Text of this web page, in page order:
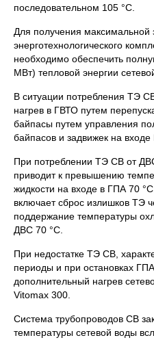
последовательном 105 °С.
Для получения максимальной
энерготехнологического
необходимо обеспечить
МВт) тепловой энергии
В ситуации потребления ТЭ
нагрев в ГВТО путем
байпасы путем управления
байпасов и задвижек на входе
При потреблении ТЭ СВ от
приводит к превышению
жидкости на входе в ГПА 70
включает сброс излишков ТЭ
поддержание температуры
ДВС 70 °С.
При недостатке ТЭ СВ,
периоды и при остановках
дополнительный нагрев
Vitomax 300.
Система трубопроводов СВ
температуры сетевой воды